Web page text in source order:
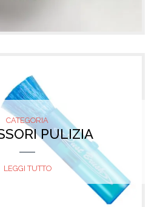
CATEGORIA
PULIZIA
LEGGI TUTTO